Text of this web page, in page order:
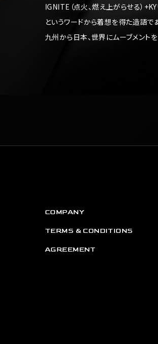
IGNITE（点火、燃え上がらせる）
というワードから着想を得た造語で
九州から日本、世界にムーブメント
COMPANY
TERMS & CONDITIONS
AGREEMENT